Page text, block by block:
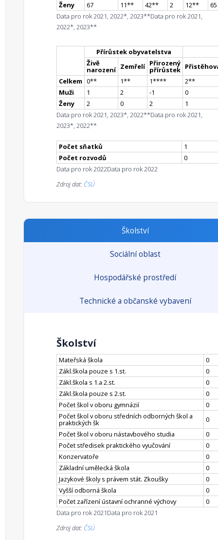
Ženy
67 11** 42** 2 12**
65
Data pro rok 2021, 2022*, 2023**Data pro rok 2021,
2022*, 2023**
Přírůstek obyvatelstva
Živě
narození Zemřelí Přirozený
přírůstek
Celkem 0** 1** 1**** 2**
Muži
1 2 -1
0
Ženy
2 0 2
1
Data pro rok 2021, 2023*, 2022**Data pro rok 2021,
2023*, 2022**
Počet sňatků
1
Počet rozvodů
0
Data pro rok 2022Data pro rok 2022
Zdroj dat: ČSÚ
Školství
Sociální oblast
Hospodářské prostředí
Technické a občanské vybavení
Školství
Mateřská škola
0
Zákl.škola pouze s 1.st.
0
Zákl.škola s 1.a 2.st.
0
Zákl.škola pouze s 2.st.
0
Počet škol v oboru gymnázií
0
Počet škol v oboru středních odborných škol a
praktických šk
0
Počet škol v oboru nástavbového studia
0
Počet středisek praktického vyučování
0
Konzervatoře
0
Základní umělecká škola
0
Jazykové školy s právem stát. Zkoušky
0
Vyšší odborná škola
0
Počet zařízení ústavní ochranné výchovy
0
Data pro rok 2021Data pro rok 2021
Zdroj dat: ČSÚ